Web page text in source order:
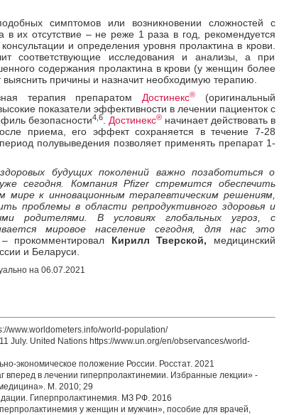
симптомов или возникновении сложностей с
в их отсутствие – не реже 1 раза в год, рекомендуется
и определения уровня пролактина в крови.
соответствующие исследования и анализы, а при
содержания пролактина в крови (у женщин более
причины и назначит необходимую терапию.
терапия препаратом Достинекс®(оригинальный
показатели эффективности в лечении пациенток с
безопасности4,6. Достинекс®начинает действовать в
приема, его эффект сохраняется в течение 7-28
полувыведения позволяет применять препарат 1-
будущих поколений важно позаботиться о
сегодня. Компания Pfizerстремится обеспечить
мире к инновационным терапевтическим решениям,
проблемы в области репродуктивного здоровья и
родителями. В условиях глобальных угроз, с
мировое население сегодня, для нас это
– прокомментировал Кирилл Тверской, медицинский
и Беларуси.
на 06.07.2021
www.worldometers.info/world-population/
July. United Nations https://www.un.org/en/observances/world-
экономическое положение России. Росстат. 2021
в лечении гиперпролактинемии. Избранные лекции» -
М. 2010; 29
Гиперпролактинемия. МЗ РФ. 2016
у женщин и мужчин», пособие для врачей,